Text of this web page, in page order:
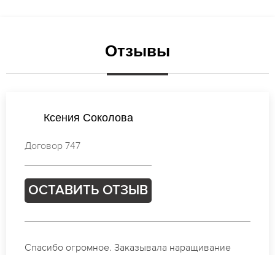
Отзывы
Валентина Соколова
Договор 682
ОСТАВИТЬ ОТЗЫВ
Идеальные мастера своего дела по наращиванию